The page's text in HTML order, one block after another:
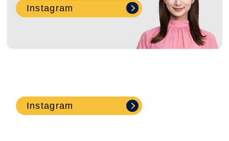
Instagram
Instagram